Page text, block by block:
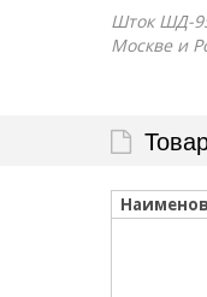
Шток ШД-95
Москве и